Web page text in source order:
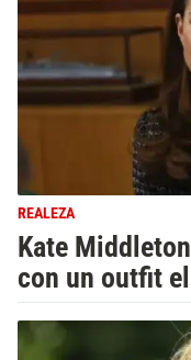
REALEZA
Kate
con un outfit